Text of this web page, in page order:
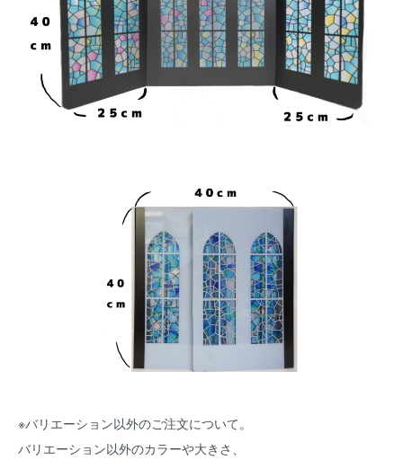
※バリエーション以外のご注文について。
バリエーション以外のカラーや大きさ、